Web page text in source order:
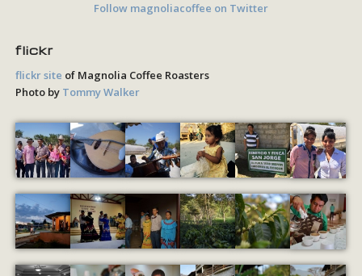
Follow magnoliacoffee on Twitter
flickr
flickr site of Magnolia Coffee Roasters
Photo by Tommy Walker